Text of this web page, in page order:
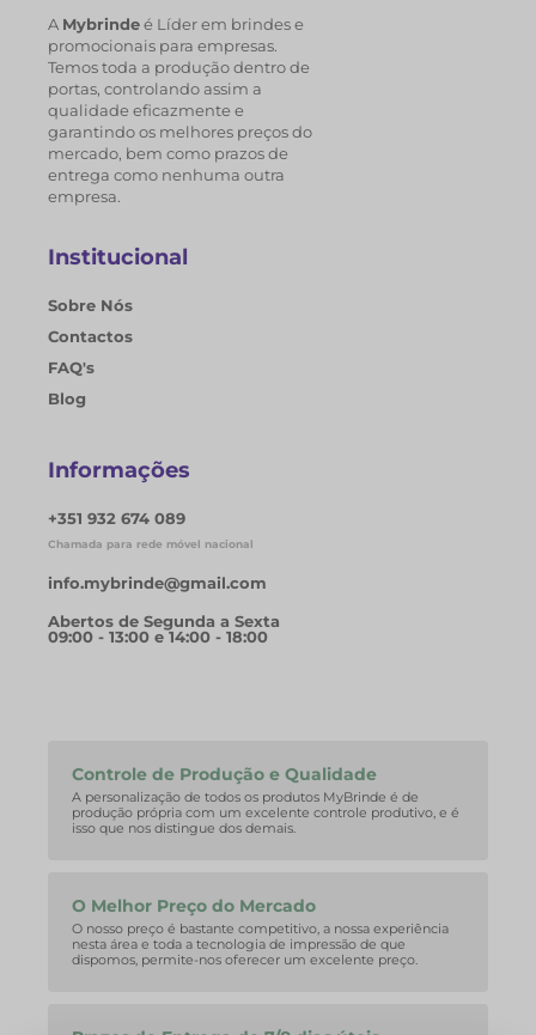
A Mybrindeé Líder em brindes e
promocionais para empresas.
Temos toda a produção dentro de
portas, controlando assim a
qualidade eficazmente e
garantindo os melhores preços do
mercado, bem como prazos de
entrega como nenhuma outra
empresa.
Institucional
Sobre Nós
Contactos
FAQ's
Blog
Informações
+351 932 674 089
Chamada para rede móvel nacional
info.mybrinde@gmail.com
Abertos de Segunda a Sexta
09:00 - 13:00 e 14:00 - 18:00
Controle de Produção e Qualidade
A personalização de todos os produtos MyBrinde é de
produção própria com um excelente controle produtivo, e é
isso que nos distingue dos demais.
O Melhor Preço do Mercado
O nosso preço é bastante competitivo, a nossa experiência
nesta área e toda a tecnologia de impressão de que
dispomos, permite-nos oferecer um excelente preço.